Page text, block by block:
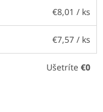
€8,01 / ks
€7,57 / ks
Ušetríte €0